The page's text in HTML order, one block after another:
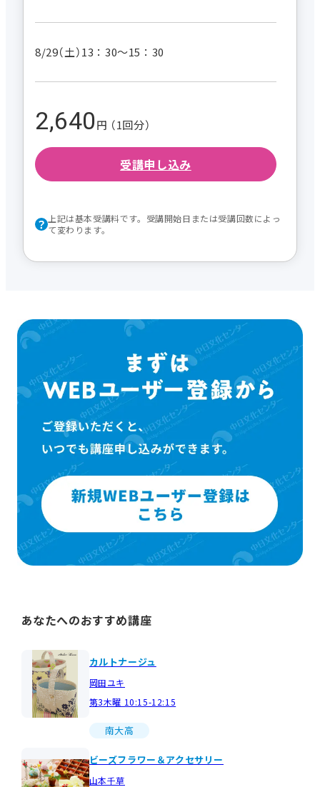
8/29（土）13：30～15：30
2,640円 （1回分）
受講申し込み
上記は基本受講料です。受講開始日または受講回数によっ
て変わります。
あなたへのおすすめ講座
カルトナージュ
岡田ユキ
第3木曜 10:15-12:15
南大高
ビーズフラワー＆アクセサリー
山本千草